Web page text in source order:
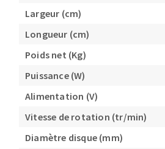
Largeur (cm)
Longueur (cm)
Poids net (Kg)
Puissance (W)
Alimentation (V)
Vitesse de rotation (tr/min)
Diamètre disque (mm)